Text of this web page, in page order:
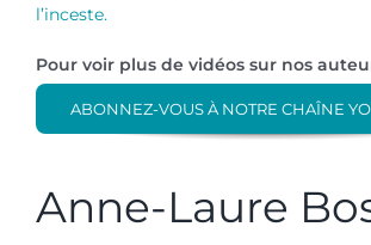
l’inceste.
Pour voir plus de vidéos sur nos
ABONNEZ-VOUS À NOTRE CHAÎNE
Anne-Laure